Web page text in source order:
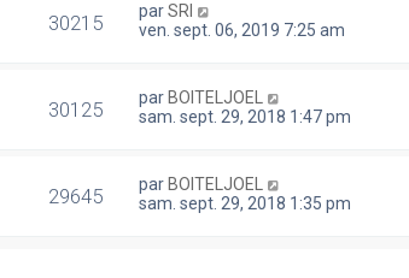
30215 parSRI
ven. sept. 06, 2019 7:25 am
30125 par BOITELJOEL
sam. sept. 29, 2018 1:47 pm
29645 par BOITELJOEL
sam. sept. 29, 2018 1:35 pm